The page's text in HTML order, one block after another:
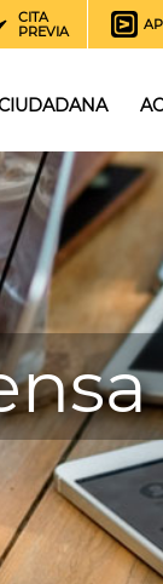
CITA
PREVIA